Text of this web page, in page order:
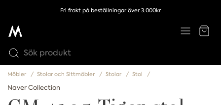
Fri frakt på beställningar över 3.000kr
Möbler Stolar och Sittmöbler Stolar Stol
Naver Collection